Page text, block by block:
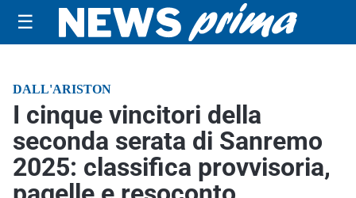
☰
DALL'ARISTON
I cinque vincitori della
seconda serata di Sanremo
2025: classifica provvisoria,